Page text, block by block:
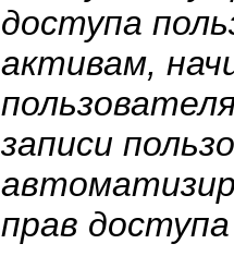
доступа
активам,
записи
прав